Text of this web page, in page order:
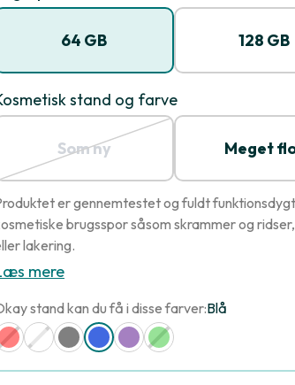
64 GB 128 GB
stand og farve
Som ny Meget
er gennemtestet og fuldt
brugsspor såsom skrammer og
lakering.
mere
stand kan du få i disse farver:Blå